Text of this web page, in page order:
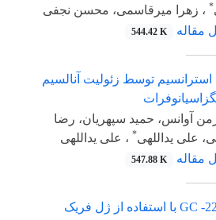
* ، زهرا میرقاسمی، محسن نجفی
مقاله 544.42 K
توسط زئولیت آنالسیم
آوانس، حمید سپهریان، رضا
علی یداللهی* ، علی یداللهی
مقاله 547.88 K